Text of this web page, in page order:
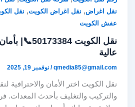
نقل اغراض, نقل اغراض الكويت, نقل
عفش الكويت
نقل الكويت
عالية
qmedia85@gmail.com
/نوفمبر 19, 2025
نقل الكويت اختر الأمان والاحترافية
والتركيب والتغليف بأحدث